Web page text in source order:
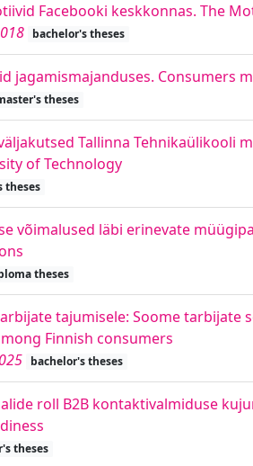
Facebooki keskkonnas. The
bachelor's theses
jagamismajanduses. Consumers
theses
Tallinna Tehnikaülikooli
of Technology
theses
võimalused läbi erinevate
theses
tajumisele: Soome tarbijate
Finnish consumers
bachelor's theses
roll B2B kontaktivalmiduse
theses